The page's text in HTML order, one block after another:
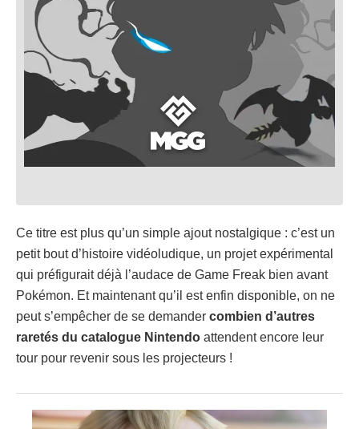
Ce titre est plus qu’un simple ajout nostalgique : c’est un
petit bout d’histoire vidéoludique, un projet expérimental
qui préfigurait déjà l’audace de Game Freak bien avant
Pokémon. Et maintenant qu’il est enfin disponible, on ne
peut s’empêcher de se demander combien d’autres
raretés du catalogue Nintendo attendent encore leur
tour pour revenir sous les projecteurs !